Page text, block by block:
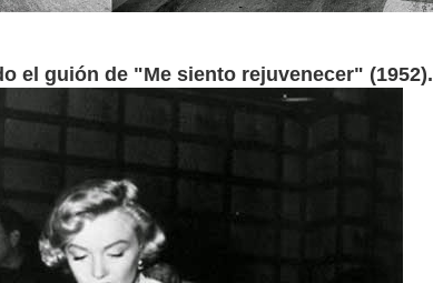
el guión de "Me siento rejuvenecer" (1952).